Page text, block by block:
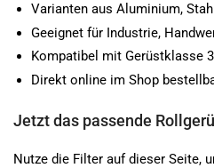
Varianten aus Aluminium,
Geeignet für Industrie,
Kompatibel mit Gerüstklasse
Direkt online im Shop
Jetzt das passende
Nutze die Filter auf dieser Seite,